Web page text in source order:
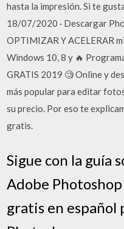
hasta la impresión. Si te
18/07/2020 · Descargar
OPTIMIZAR Y ACELERAR
Windows 10, 8 y 🔥
GRATIS 2019 🧐 Online y
más popular para editar
su precio. Por eso te
gratis.
Sigue con la guía
Adobe
gratis en español